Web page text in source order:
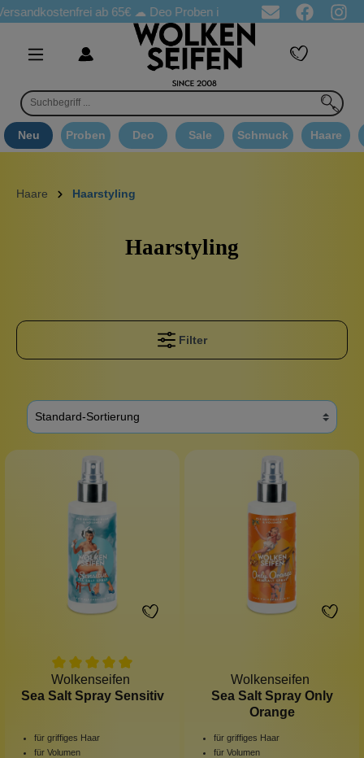
ab 65€☁ Deo Proben in jeder Bestellung ☁ Goodie
Neu Proben Deo Sale Schmuck Haare
Haare Haarstyling
Haarstyling
Filter
Wolkenseifen
Sea Salt Spray Sensitiv
für griffiges Haar
für Volumen
Wolkenseifen
Sea Salt Spray Only
Orange
für griffiges Haar
für Volumen